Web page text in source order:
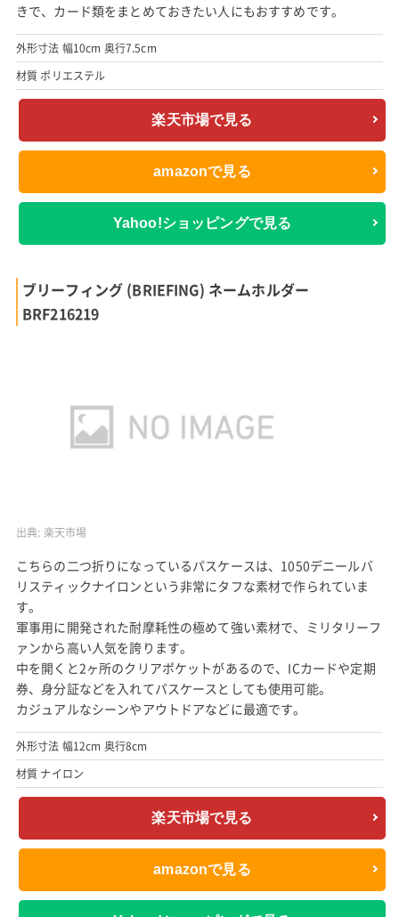
きで、カード類をまとめておきたい人にもおすすめです。
外形寸法 幅10cm 奥行7.5cm
材質 ポリエステル
楽天市場で見る
amazonで見る
Yahoo!ショッピングで見る
ブリーフィング (BRIEFING) ネームホルダー
BRF216219
出典: 楽天市場
こちらの二つ折りになっているパスケースは、1050デニールバ
リスティックナイロンという非常にタフな素材で作られていま
す。
軍事用に開発された耐摩耗性の極めて強い素材で、ミリタリーフ
ァンから高い人気を誇ります。
中を開くと2ヶ所のクリアポケットがあるので、ICカードや定期
券、身分証などを入れてパスケースとしても使用可能。
カジュアルなシーンやアウトドアなどに最適です。
外形寸法 幅12cm 奥行8cm
材質 ナイロン
楽天市場で見る
amazonで見る